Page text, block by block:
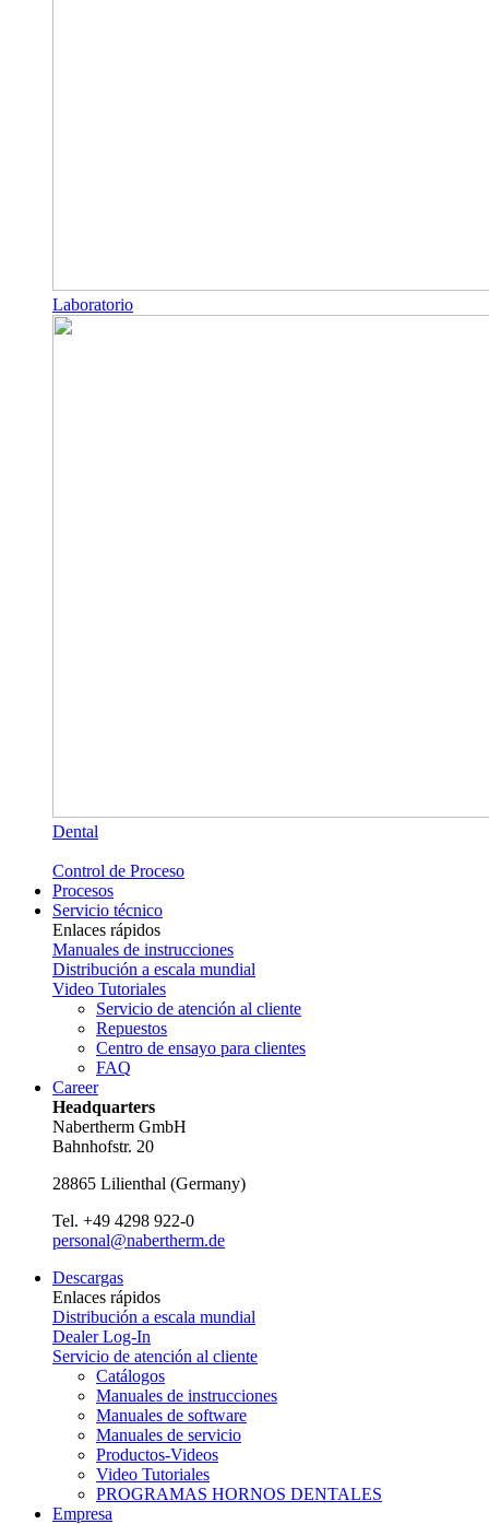
Laboratorio
Dental
Control de Proceso
Procesos
Servicio técnico
Enlaces rápidos
Manuales de instrucciones
Distribución a escala mundial
Video Tutoriales
Servicio de atención al cliente
Repuestos
Centro de ensayo para clientes
FAQ
Career
Headquarters
Nabertherm GmbH
Bahnhofstr. 20
28865 Lilienthal (Germany)
Tel. +49 4298 922-0
personal@nabertherm.de
Descargas
Enlaces rápidos
Distribución a escala mundial
Dealer Log-In
Servicio de atención al cliente
Catálogos
Manuales de instrucciones
Manuales de software
Manuales de servicio
Productos-Videos
Video Tutoriales
PROGRAMAS HORNOS DENTALES
Empresa